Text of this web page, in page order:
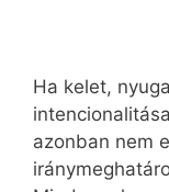
Ha kelet,
azonban nem